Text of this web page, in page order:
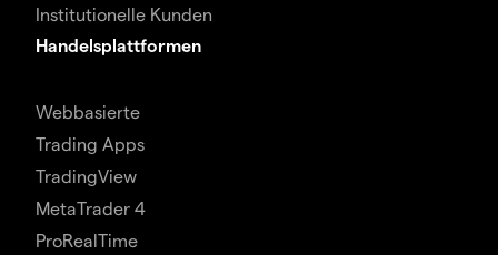
Institutionelle Kunden
Handelsplattformen
Webbasierte
Trading Apps
TradingView
MetaTrader 4
ProRealTime